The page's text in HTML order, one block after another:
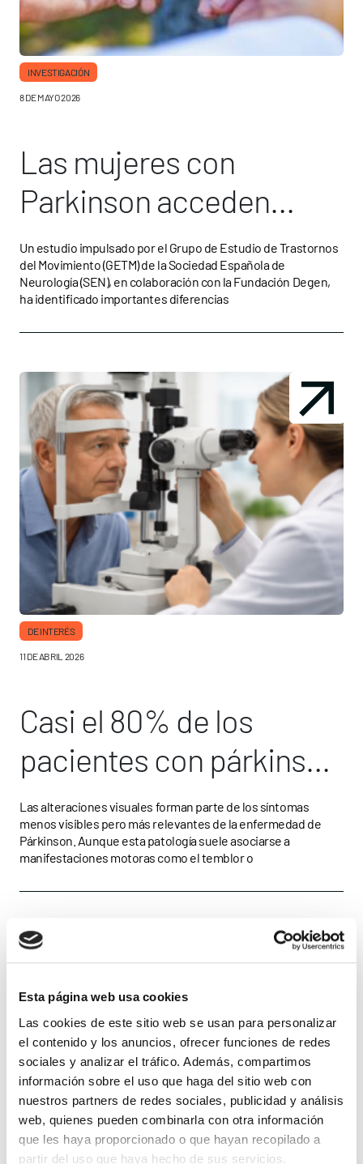
Esta página web usa cookies
Las cookies de este sitio web se usan para personalizar
el contenido y los anuncios, ofrecer funciones de redes
sociales y analizar el tráfico. Además, compartimos
información sobre el uso que haga del sitio web con
nuestros partners de redes sociales, publicidad y análisis
web, quienes pueden combinarla con otra información
que les haya proporcionado o que hayan recopilado a
partir del uso que haya hecho de sus servicios.
INVESTIGACIÓN
8 DE MAYO 2026
Las mujeres con
Parkinson acceden
menos y más tarde a
terapias avanzadas
Un estudio impulsado por el Grupo de Estudio de Trastornos
del Movimiento (GETM) de la Sociedad Española de
Neurología (SEN), en colaboración con la Fundación Degen,
ha identificado importantes diferencias
DE INTERÉS
11 DE ABRIL 2026
Casi el 80% de los
pacientes con párkinson
presenta problemas
visuales
Las alteraciones visuales forman parte de los síntomas
menos visibles pero más relevantes de la enfermedad de
Párkinson. Aunque esta patología suele asociarse a
manifestaciones motoras como el temblor o